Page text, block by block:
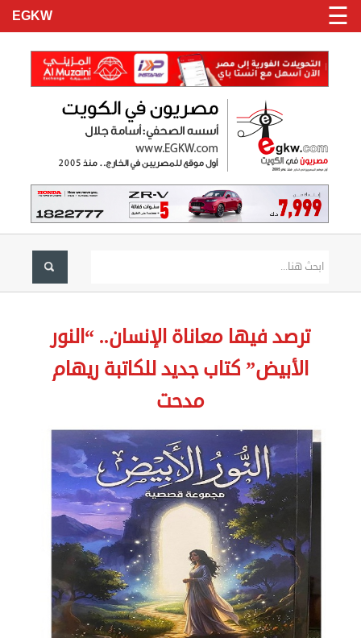
الرئيسية
للمصريين
بالخارج
المعاملات
EGKW ☰
ترصد فيها معاناة الإنسان.. “النور
الأبيض” كتاب جديد للكاتبة ريهام
مدحت